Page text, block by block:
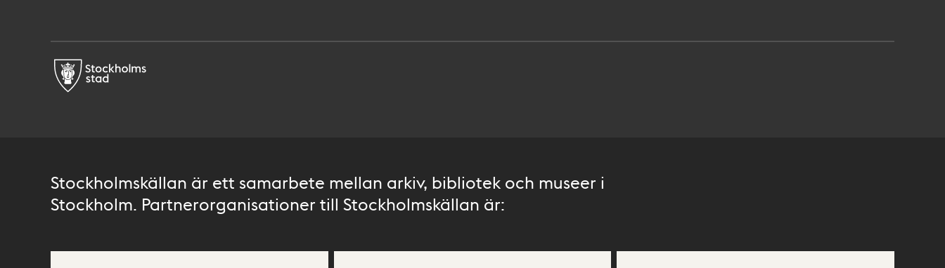
Stockholmskällan är ett samarbete mellan arkiv, bibliotek och museer i
Stockholm. Partnerorganisationer till Stockholmskällan är: